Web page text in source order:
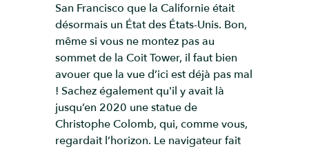
San Francisco que la Californie était
désormais un État des États-Unis. Bon,
même si vous ne montez pas au
sommet de la Coit Tower, il faut bien
avouer que la vue d’ici est déjà pas mal
! Sachez également qu'il y avait là
jusqu’en 2020 une statue de
Christophe Colomb, qui, comme vous,
regardait l’horizon. Le navigateur fait